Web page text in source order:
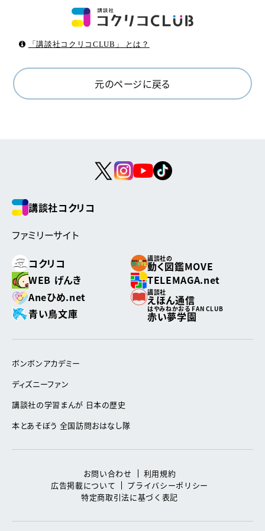
「講談社コクリコCLUB」 とは？
元のページに戻る
講談社コクリコ
ファミリーサイト
コクリコ
講談社の
動く図鑑MOVE
WEB げんき
TELEMAGA.net
Aneひめ.net
講談社
えほん通信
青い鳥文庫
はやみねかおる FAN CLUB
赤い夢学園
ボンボンアカデミー
ディズニーファン
講談社の学習まんが 日本の歴史
本とあそぼう 全国訪問おはなし隊
お問い合わせ
利用規約
広告掲載について
プライバシーポリシー
特定商取引法に基づく表記